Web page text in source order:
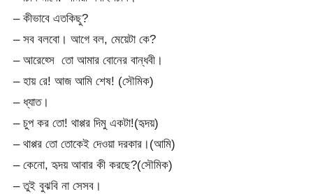
– কীভাবে এতকিছু?
– সব বলবো। আগে বল, মেয়েটা কে?
– আরেহ্সে তো আমার বোনের বান্ধবী।
– হায় রে! আজ আমি শেষ! (সৌমিক)
– ধ্যাত।
– চুপ কর তো! থাপ্পর দিমু একটা!(হৃদয়)
– থাপ্পর তো তোকেই দেওয়া দরকার।(আমি)
– কেনো, হৃদয় আবার কী করছে?(সৌমিক)
– তুই বুঝবি না সেসব।